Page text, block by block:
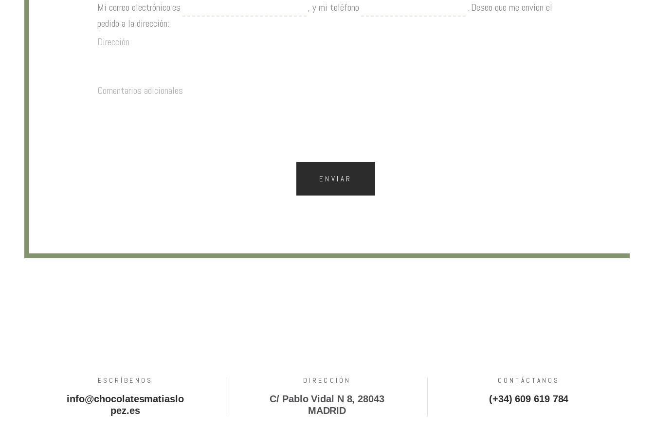
Mi correo electrónico es ,y mi teléfono . Deseo que me envíen el
pedido a la dirección:
ENVIAR
ESCRÍBENOS
info@chocolatesmatiaslo
pez.es
DIRECCIÓN
C/ Pablo Vidal N 8, 28043
MADRID
CONTÁCTANOS
(+34) 609 619 784